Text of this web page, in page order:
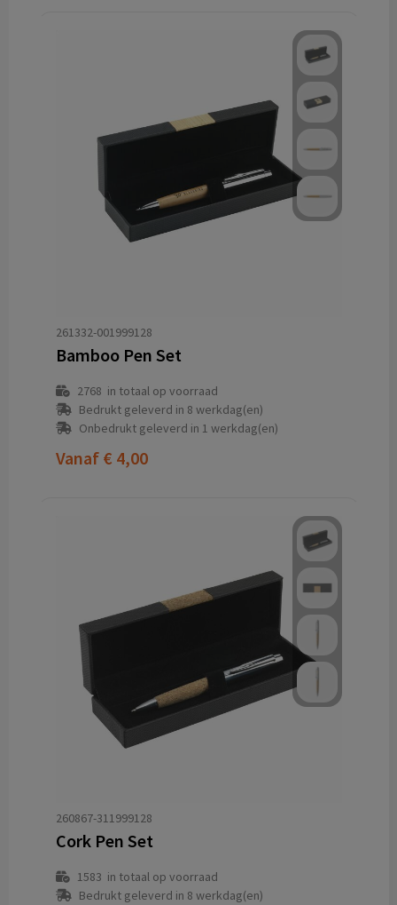
261332-001999128
Bamboo Pen Set
2768 in totaal op voorraad
Bedrukt geleverd in 8 werkdag(en)
Onbedrukt geleverd in 1 werkdag(en)
Vanaf € 4,00
260867-311999128
Cork Pen Set
1583 in totaal op voorraad
Bedrukt geleverd in 8 werkdag(en)